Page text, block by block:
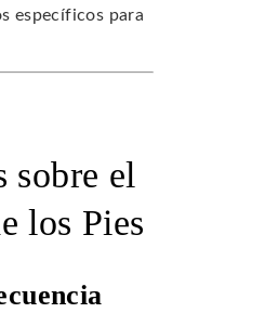
específicos para
sobre el
los Pies